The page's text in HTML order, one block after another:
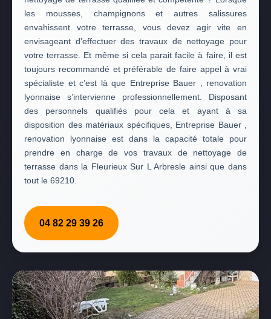
les mousses, champignons et autres salissures
envahissent votre terrasse, vous devez agir vite en
envisageant d’effectuer des travaux de nettoyage pour
votre terrasse. Et même si cela parait facile à faire, il est
toujours recommandé et préférable de faire appel à vrai
spécialiste et c’est là que Entreprise Bauer , renovation
lyonnaise s’intervienne professionnellement. Disposant
des personnels qualifiés pour cela et ayant à sa
disposition des matériaux spécifiques, Entreprise Bauer ,
renovation lyonnaise est dans la capacité totale pour
prendre en charge de vos travaux de nettoyage de
terrasse dans la Fleurieux Sur L Arbresle ainsi que dans
tout le 69210.
04 82 29 39 26